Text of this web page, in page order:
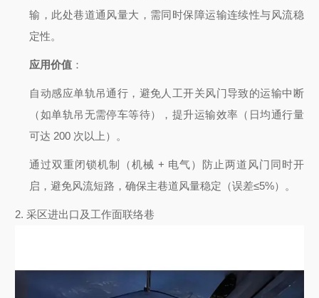
输，此处巷道通风量大，需同时保障运输连续性与风流稳
定性。
应用价值 ：
自动感应单轨吊通行，避免人工开关风门导致的运输中断
（如单轨吊无需停车等待），提升运输效率（日均通行量
可达 200 次以上）。
通过双重闭锁机制（机械 + 电气）防止两道风门同时开
启，避免风流短路，确保主巷道风量稳定（误差≤5%）。
2.采区进出口及工作面联络巷